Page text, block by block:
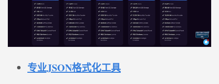
专业JSON格式化工具